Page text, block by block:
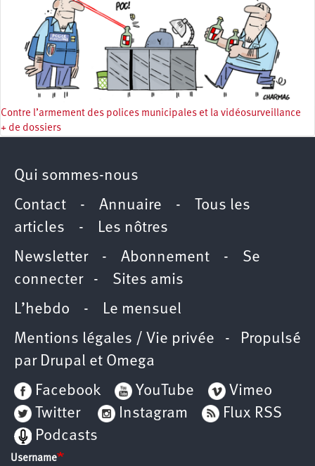
Contre l’armement des polices municipales et la vidéosurveillance
+ de dossiers
Qui sommes-nous
Contact - Annuaire -
Tous les
articles - Les nôtres
Newsletter- Abonnement - Se
connecter- Sites amis
L’hebdo - Le mensuel
Mentions légales / Vie privée - Propulsé
par Drupal et Omega
Facebook
YouTube
Vimeo
Twitter
Instagram
Flux RSS
Podcasts
Username